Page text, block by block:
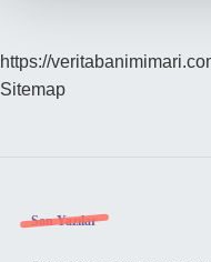
https://
Sitemap
Sidebar
Son Yazılar